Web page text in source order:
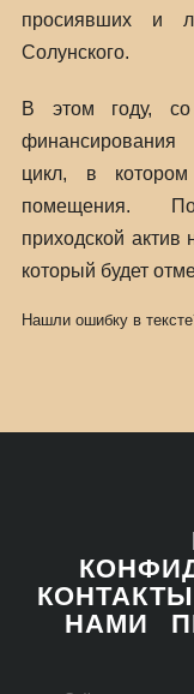
просиявших и
Солунского.
В этом году, со
финансирования
цикл, в
помещения.
приходской актив
который будет
Нашли ошибку в
КОНТАКТЫ
НАМИ